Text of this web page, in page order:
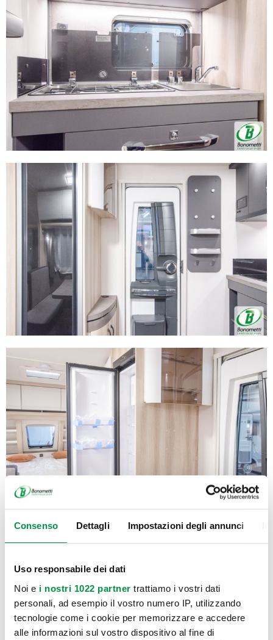
Consenso Dettagli Impostazioni degli annunci
Uso responsabile dei dati
Noi e i nostri 1022 partner trattiamo i vostri dati
personali, ad esempio il vostro numero IP, utilizzando
tecnologie come i cookie per memorizzare e accedere
alle informazioni sul vostro dispositivo al fine di